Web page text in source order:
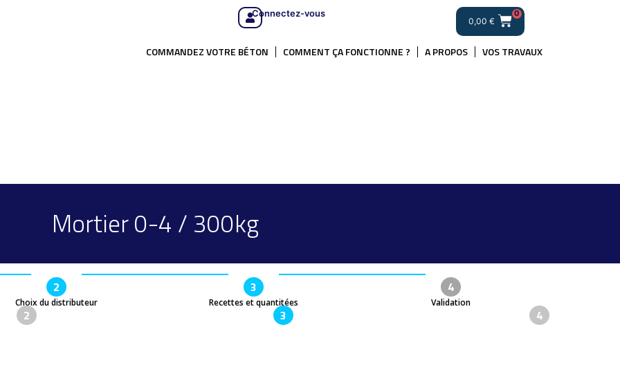
Connectez-vous
0,00 €
0
COMMANDEZ VOTRE BÉTON COMMENT ÇA FONCTIONNE ? A PROPOS VOS TRAVAUX
Mortier 0-4 / 300kg
2
Choix du distributeur
3
Recettes et quantitées
4
Validation
2 3 4